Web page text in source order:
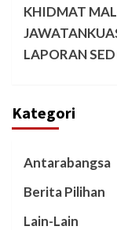
KHIDMAT
LAPORAN
Kategori
Antarabangsa
Berita Pilihan
Lain-Lain